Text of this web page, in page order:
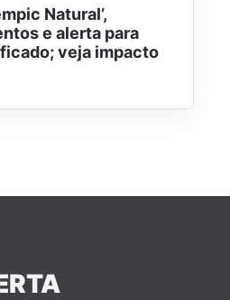
Natural’,
e alerta para
veja impacto